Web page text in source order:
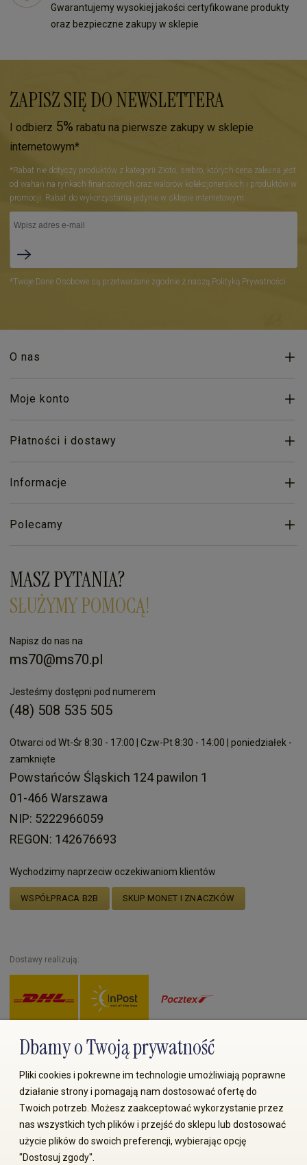
Gwarantujemy wysokiej jakości certyfikowane produkty
oraz bezpieczne zakupy w sklepie
ZAPISZ SIĘ DO NEWSLETTERA
I odbierz 5% rabatu na pierwsze zakupy w sklepie
internetowym*
*Rabat nie dotyczy produktów z kategorii Złoto, srebro, których cena zależna jest
od wahań na rynkach finansowych oraz walorów kolekcjonerskich i produktów w
promocji. Rabat do wykorzystania jedynie w sklepie internetowym.
*Twoje Dane Osobowe są przetwarzane zgodnie z naszą Polityką Prywatności.
O nas
Moje konto
Płatności i dostawy
Informacje
Polecamy
MASZ PYTANIA?
SŁUŻYMY POMOCĄ!
Napisz do nas na
ms70@ms70.pl
Jesteśmy dostępni pod numerem
(48) 508 535 505
Otwarci od Wt-Śr 8:30 - 17:00 | Czw-Pt 8:30 - 14:00 | poniedziałek -
zamknięte
Powstańców Śląskich 124 pawilon 1
01-466 Warszawa
NIP: 5222966059
REGON: 142676693
Wychodzimy naprzeciw oczekiwaniom klientów
WSPÓŁPRACA B2B SKUP MONET I ZNACZKÓW
Dostawy realizują:
Zapłać przez:
Dbamy o Twoją prywatność
Pliki cookies i pokrewne im technologie umożliwiają poprawne
działanie strony i pomagają nam dostosować ofertę do
Twoich potrzeb. Możesz zaakceptować wykorzystanie przez
nas wszystkich tych plików i przejść do sklepu lub dostosować
użycie plików do swoich preferencji, wybierając opcję
"Dostosuj zgody".